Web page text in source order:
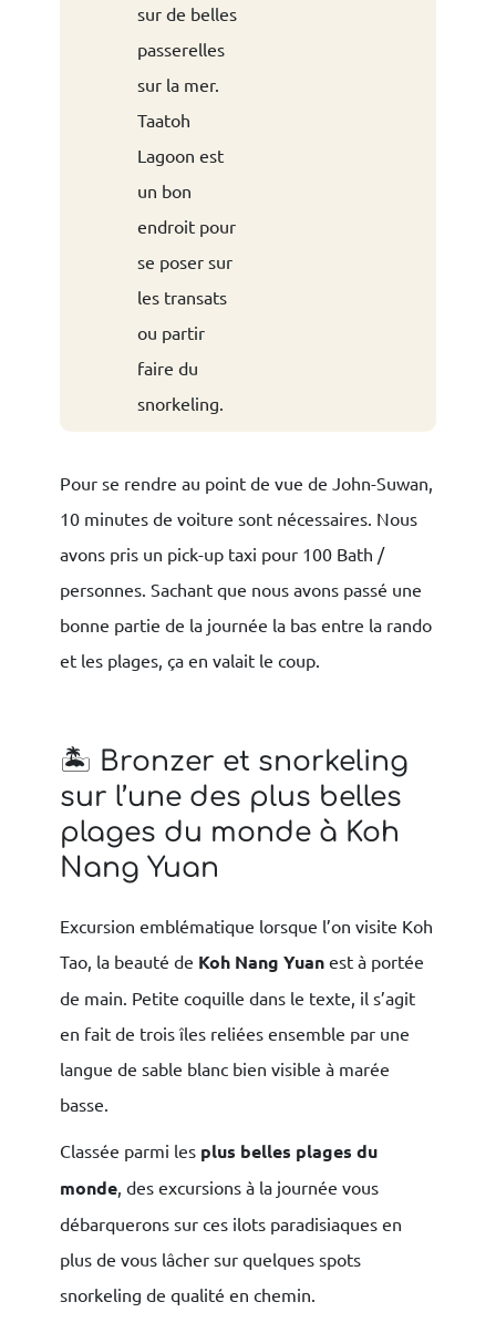
sur de belles
passerelles
sur la mer.
Taatoh
Lagoon est
un bon
endroit pour
se poser sur
les transats
ou partir
faire du
snorkeling.
Pour se rendre au point de vue de John-Suwan,
10 minutes de voiture sont nécessaires. Nous
avons pris un pick-up taxi pour 100 Bath /
personnes. Sachant que nous avons passé une
bonne partie de la journée la bas entre la rando
et les plages, ça en valait le coup.
🏝 Bronzer et snorkeling
sur l’une des plus belles
plages du monde à Koh
Nang Yuan
Excursion emblématique lorsque l’on visite Koh
Tao, la beauté de Koh Nang Yuanest à portée
de main. Petite coquille dans le texte, il s’agit
en fait de trois îles reliées ensemble par une
langue de sable blanc bien visible à marée
basse.
Classée parmi les plus belles plages du
monde, des excursions à la journée vous
débarquerons sur ces ilots paradisiaques en
plus de vous lâcher sur quelques spots
snorkeling de qualité en chemin.